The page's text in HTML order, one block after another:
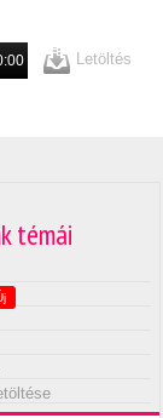
Letöltés
témái